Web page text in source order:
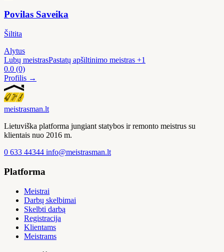
Povilas Saveika
Šiltita
Alytus
Lubų meistrasPastatų apšiltinimo meistras +1
0.0 (0)
Profilis →
meistrasman.lt
Lietuviška platforma jungiant statybos ir remonto meistrus su
klientais nuo 2016 m.
0 633 44344 info@meistrasman.lt
Platforma
Meistrai
Darbų skelbimai
Skelbti darbą
Registracija
Klientams
Meistrams